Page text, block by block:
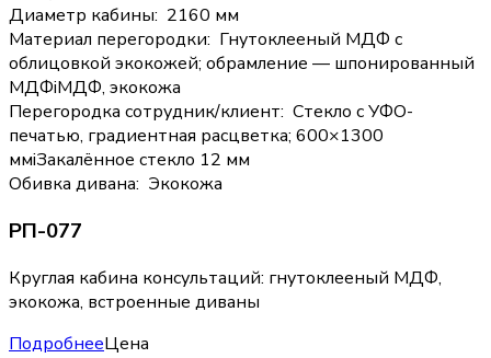
Диаметр кабины: 2160 мм
Материал перегородки: Гнутоклееный МДФ с
облицовкой экокожей; обрамление — шпонированный
МДФiМДФ, экокожа
Перегородка сотрудник/клиент: Стекло с УФО-
печатью, градиентная расцветка; 600×1300
ммiЗакалённое стекло 12 мм
Обивка дивана: Экокожа
РП-077
Круглая кабина консультаций: гнутоклееный МДФ,
экокожа, встроенные диваны
ПодробнееЦена